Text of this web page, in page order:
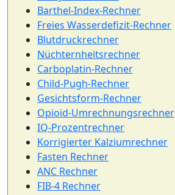
Barthel-Index-Rechner
Freies Wasserdefizit-Rechner
Blutdruckrechner
Nüchternheitsrechner
Carboplatin-Rechner
Child-Pugh-Rechner
Gesichtsform-Rechner
Opioid-Umrechnungsrechner
IQ-Prozentrechner
Korrigierter Kalziumrechner
Fasten Rechner
ANC Rechner
FIB-4 Rechner